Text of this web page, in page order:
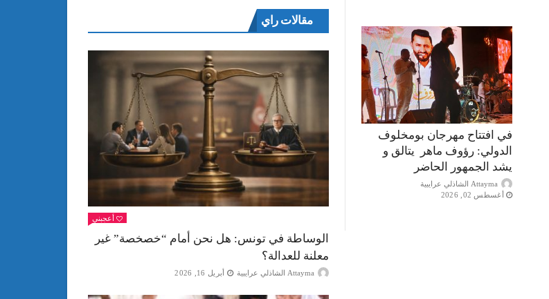
في افتتاح مهرجان بومخلوف
الدولي: رؤوف ماهر يتالق و
يشد الجمهور الحاضر
Attayma الشاذلي عرايبية
أغسطس 02, 2026
مقالات راي
أعجبني
الوساطة في تونس: هل نحن أمام “خصخصة” غير
معلنة للعدالة؟
Attayma الشاذلي عرايبية أبريل 16, 2026